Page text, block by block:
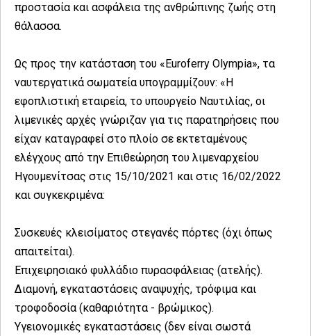
προστασία και ασφάλεια της ανθρώπινης ζωής στη
θάλασσα.
Ως προς την κατάσταση του «Euroferry Olympia», τα
ναυτεργατικά σωματεία υπογραμμίζουν: «Η
εφοπλιστική εταιρεία, το υπουργείο Ναυτιλίας, οι
λιμενικές αρχές γνώριζαν για τις παρατηρήσεις που
είχαν καταγραφεί στο πλοίο σε εκτεταμένους
ελέγχους από την Επιθεώρηση του λιμεναρχείου
Ηγουμενίτσας στις 15/10/2021 και στις 16/02/2022
και συγκεκριμένα:
Συσκευές κλεισίματος στεγανές πόρτες (όχι όπως
απαιτείται).
Επιχειρησιακό φυλλάδιο πυρασφάλειας (ατελής).
Διαμονή, εγκαταστάσεις αναψυχής, τρόφιμα και
τροφοδοσία (καθαριότητα - βρώμικος).
Υγειονομικές εγκαταστάσεις (δεν είναι σωστά